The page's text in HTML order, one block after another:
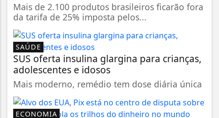
Mais de 2.100 produtos brasileiros ficarão fora
da tarifa de 25% imposta pelos...
SAÚDE
SUS oferta insulina glargina para crianças,
adolescentes e idosos
Mais moderno, remédio tem dose diária única
ECONOMIA